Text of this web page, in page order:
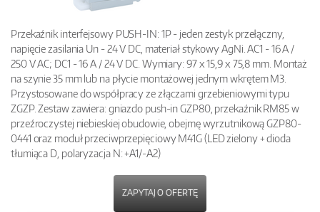
Przekaźnik interfejsowy PUSH-IN: 1P - jeden zestyk przełączny,
napięcie zasilania Un - 24 V DC, materiał stykowy AgNi. AC1 - 16 A /
250 V AC; DC1 - 16 A / 24 V DC. Wymiary: 97 x 15,9 x 75,8 mm. Montaż
na szynie 35 mm lub na płycie montażowej jednym wkrętem M3.
Przystosowane do współpracy ze złączami grzebieniowymi typu
ZGZP. Zestaw zawiera: gniazdo push-in GZP80, przekaźnik RM85 w
przeźroczystej niebieskiej obudowie, obejmę wyrzutnikową GZP80-
0441 oraz moduł przeciwprzepięciowy M41G (LED zielony + dioda
tłumiąca D, polaryzacja N: +A1/-A2)
ZAPYTAJ O OFERTĘ